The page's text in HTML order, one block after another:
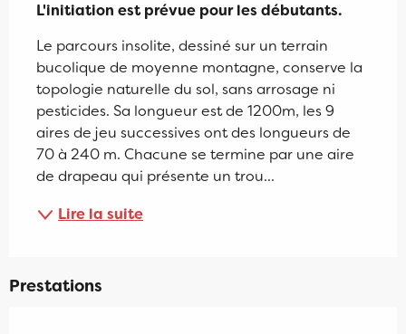
L'initiation est prévue pour les débutants.
Le parcours insolite, dessiné sur un terrain
bucolique de moyenne montagne, conserve la
topologie naturelle du sol, sans arrosage ni
pesticides. Sa longueur est de 1200m, les 9
aires de jeu successives ont des longueurs de
70 à 240 m. Chacune se termine par une aire
de drapeau qui présente un trou...
Lire la suite
Prestations